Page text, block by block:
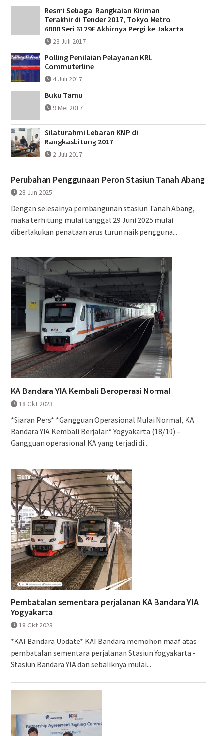
Resmi Sebagai Rangkaian Kiriman
Terakhir di Tender 2017, Tokyo Metro
6000 Seri 6129F Akhirnya Pergi ke Jakarta
23 Juli 2017
Polling Penilaian Pelayanan KRL
Commuterline
4 Juli 2017
Buku Tamu
9 Mei 2017
Silaturahmi Lebaran KMP di
Rangkasbitung 2017
2 Juli 2017
Perubahan Penggunaan Peron Stasiun Tanah Abang
28 Jun 2025
Dengan selesainya pembangunan stasiun Tanah Abang,
maka terhitung mulai tanggal 29 Juni 2025 mulai
diberlakukan penataan arus turun naik pengguna...
KA Bandara YIA Kembali Beroperasi Normal
18 Okt 2023
*Siaran Pers* *Gangguan Operasional Mulai Normal, KA
Bandara YIA Kembali Berjalan* Yogyakarta (18/10) –
Gangguan operasional KA yang terjadi di...
Pembatalan sementara perjalanan KA Bandara YIA
Yogyakarta
18 Okt 2023
*KAI Bandara Update* KAI Bandara memohon maaf atas
pembatalan sementara perjalanan Stasiun Yogyakarta -
Stasiun Bandara YIA dan sebaliknya mulai...